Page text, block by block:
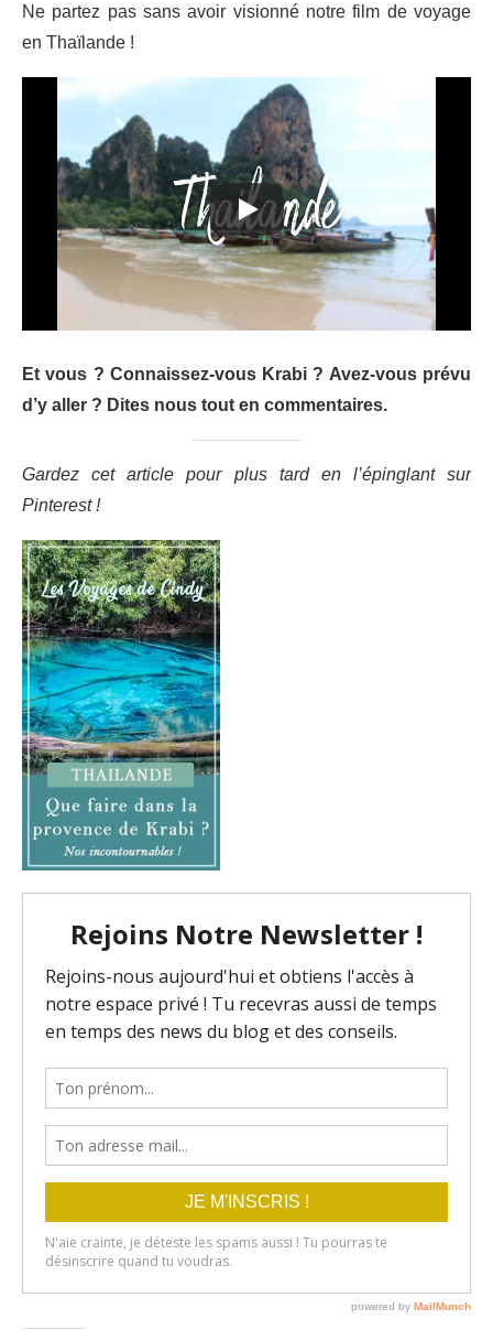
Ne partez pas sans avoir visionné notre film de voyage
en Thaïlande !
Et vous ? Connaissez-vous Krabi ? Avez-vous prévu
d’y aller ? Dites nous tout en commentaires.
Gardez cet article pour plus tard en l’épinglant sur
Pinterest !